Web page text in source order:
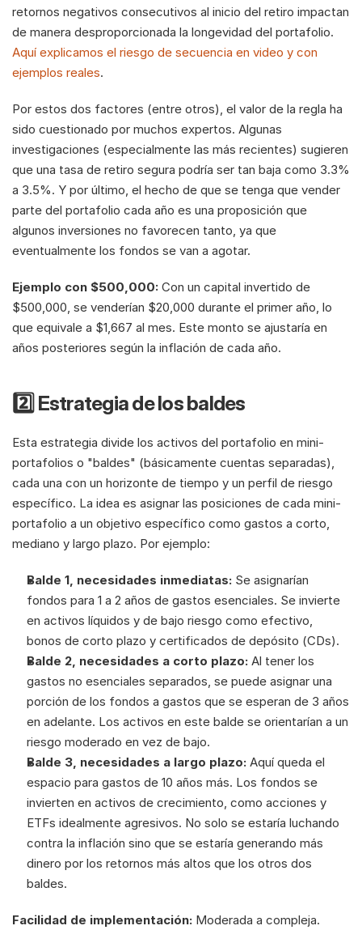
retornos negativos consecutivos al inicio del retiro impactan
Aquí explicamos el riesgo de secuencia en video y con
ejemplos reales.
Por estos dos factores (entre otros), el valor de la regla ha
sido cuestionado por muchos expertos. Algunas
investigaciones (especialmente las más recientes) sugieren
que una tasa de retiro segura podría ser tan baja como 3.3%
a 3.5%. Y por último, el hecho de que se tenga que vender
parte del portafolio cada año es una proposición que
algunos inversiones no favorecen tanto, ya que
eventualmente los fondos se van a agotar.
Ejemplo con $500,000: Con un capital invertido de
$500,000, se venderían $20,000 durante el primer año, lo
que equivale a $1,667 al mes. Este monto se ajustaría en
años posteriores según la inflación de cada año.
2️⃣ Estrategia de los baldes
Esta estrategia divide los activos del portafolio en mini-
portafolios o "baldes" (básicamente cuentas separadas),
cada una con un horizonte de tiempo y un perfil de riesgo
específico. La idea es asignar las posiciones de cada mini-
portafolio a un objetivo específico como gastos a corto,
mediano y largo plazo. Por ejemplo:
Balde 1, necesidades inmediatas: Se asignarían
fondos para 1 a 2 años de gastos esenciales. Se invierte
en activos líquidos y de bajo riesgo como efectivo,
bonos de corto plazo y certificados de depósito (CDs).
Balde 2, necesidades a corto plazo: Al tener los
gastos no esenciales separados, se puede asignar una
porción de los fondos a gastos que se esperan de 3 años
en adelante. Los activos en este balde se orientarían a un
riesgo moderado en vez de bajo.
Balde 3, necesidades a largo plazo: Aquí queda el
espacio para gastos de 10 años más. Los fondos se
invierten en activos de crecimiento, como acciones y
ETFs idealmente agresivos. No solo se estaría luchando
contra la inflación sino que se estaría generando más
dinero por los retornos más altos que los otros dos
baldes.
Facilidad de implementación: Moderada a compleja.